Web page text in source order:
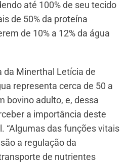
até 100% de seu tecido
de 50% da proteína
de 10% a 12% da água
da Minerthal Letícia de
representa cerca de 50 a
bovino adulto, e, dessa
a importância deste
“Algumas das funções vitais
a regulação da
de nutrientes